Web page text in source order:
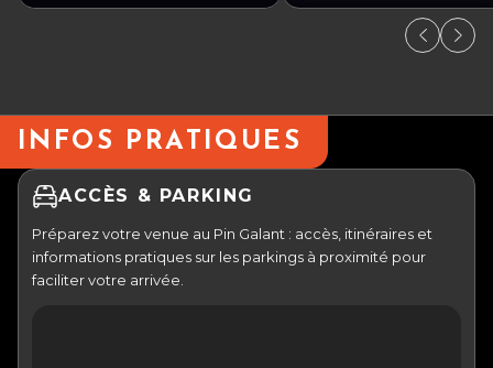
INFOS PRATIQUES
ACCÈS & PARKING
Préparez votre venue au Pin Galant : accès, itinéraires et
informations pratiques sur les parkings à proximité pour
faciliter votre arrivée.